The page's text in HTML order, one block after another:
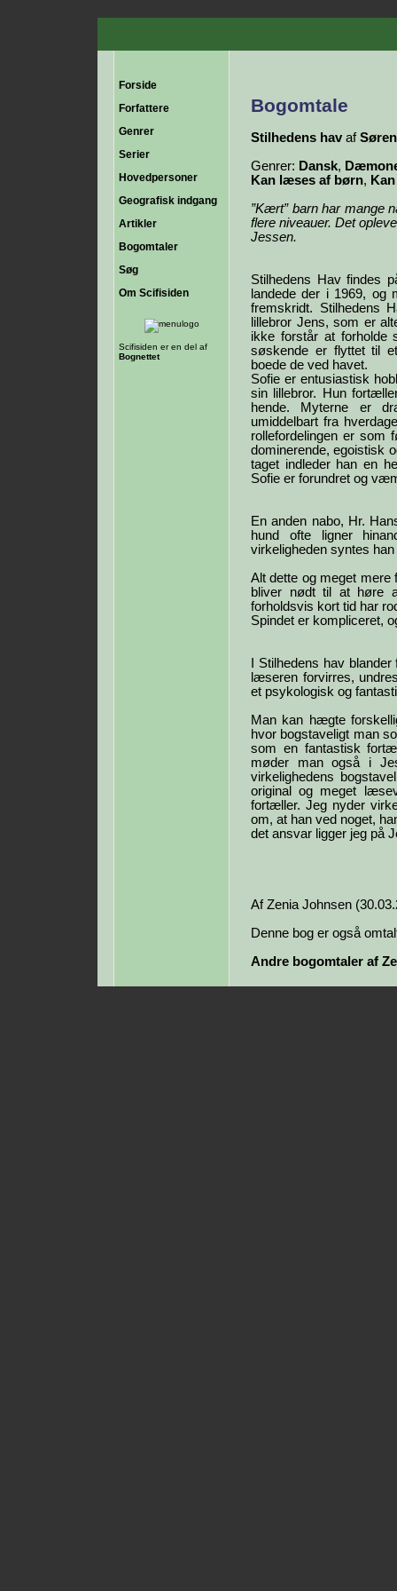
Forside
Forfattere
Genrer
Serier
Hovedpersoner
Geografisk indgang
Artikler
Bogomtaler
Søg
Om Scifisiden
Scifisiden er en del af
Bognettet
Bogomtale
Stilhedens hav af
Genrer: Dansk,
Kan læses af børn,
”Kært” barn har mange
flere niveauer. Det
Jessen.
Stilhedens Hav findes
landede der i 1969, og
fremskridt. Stilhedens
lillebror Jens, som er
ikke forstår at
søskende er flyttet til
boede de ved havet.
Sofie er entusiastisk
sin lillebror. Hun
hende. Myterne er
umiddelbart fra
rollefordelingen er som
dominerende, egoistisk
taget indleder han en
Sofie er forundret og
En anden nabo, Hr.
hund ofte ligner
virkeligheden syntes
Alt dette og meget
bliver nødt til at høre
forholdsvis kort tid har
Spindet er kompliceret,
I Stilhedens hav
læseren forvirres,
et psykologisk og
Man kan hægte
hvor bogstaveligt man
som en fantastisk
møder man også i
virkelighedens
original og meget
fortæller. Jeg nyder
om, at han ved noget,
det ansvar ligger jeg på
Af Zenia Johnsen
Denne bog er også
Andre bogomtaler af